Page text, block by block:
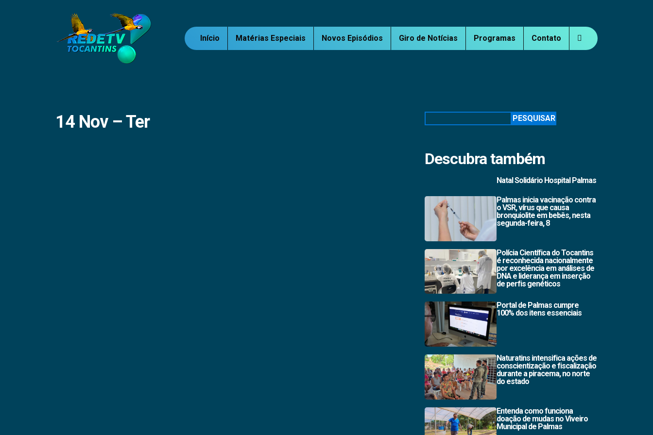
Início Matérias Especiais Novos Episódios Giro de Notícias Programas Contato
14 Nov – Ter PESQUISAR
Descubra também
Natal Solidário Hospital Palmas
Palmas inicia vacinação contra
o VSR, vírus que causa
bronquiolite em bebês, nesta
segunda-feira, 8
Polícia Científica do Tocantins
é reconhecida nacionalmente
por excelência em análises de
DNA e liderança em inserção
de perfis genéticos
Portal de Palmas cumpre
100% dos itens essenciais
Naturatins intensifica ações de
conscientização e fiscalização
durante a piracema, no norte
do estado
Entenda como funciona
doação de mudas no Viveiro
Municipal de Palmas